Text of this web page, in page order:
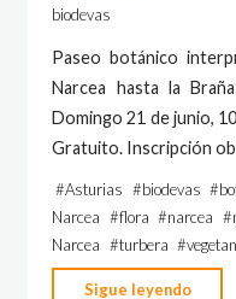
biodevas
Paseo botánico
Narcea hasta la
Domingo 21 de junio,
Gratuito. Inscripción
#Asturias #biodevas #
Narcea #flora #narcea #
Narcea #turbera #
Sigue leyendo